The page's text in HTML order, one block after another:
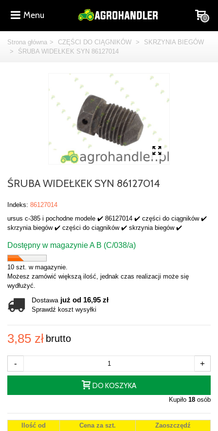
Menu 0
Strona główna > CZĘŚCI DO CIĄGNIKÓW >
SKRZYNIA BIEGÓW
>
ŚRUBA WIDEŁKEK SYN 86127014
ŚRUBA WIDEŁKEK SYN 86127014
Indeks: 86127014
ursus c-385 i pochodne modele ✔️ 86127014 ✔️ części do ciągników ✔️
skrzynia biegów ✔️ części do ciągników ✔️ skrzynia biegów ✔️
Dostępny w magazynie A B (C/038/a)
10 szt. w magazynie.
Możesz zamówić większą ilość, jednak czas realizacji może się
wydłużyć.
Dostawa już od 16,95 zł
Sprawdź koszt wysyłki
3,85 zł brutto
- +
DO KOSZYKA
Kupiło 18 osób
Ilość od Cena za szt.
Zaoszczędź